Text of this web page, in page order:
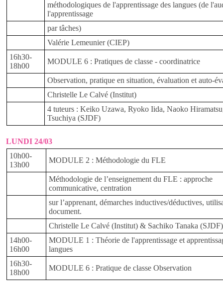
méthodologiques de l'apprentissage des langues (de
l'apprentissage
par tâches)
Valérie Lemeunier (CIEP)
16h30-
18h00
MODULE 6 : Pratiques de classe - coordinatrice
Observation, pratique en situation, évaluation et auto-
Christelle Le Calvé (Institut)
4 tuteurs : Keiko Uzawa, Ryoko Iida, Naoko
Tsuchiya (SJDF)
LUNDI 24/03
10h00-
13h00
MODULE 2 : Méthodologie du FLE
Méthodologie de l’enseignement du FLE : approche
communicative, centration
sur l’apprenant, démarches inductives/déductives,
document.
Christelle Le Calvé (Institut) & Sachiko Tanaka (SJDF)
14h00-
16h00
MODULE 1 : Théorie de l'apprentissage et
langues
16h30-
18h00
MODULE 6 : Pratique de classe Observation